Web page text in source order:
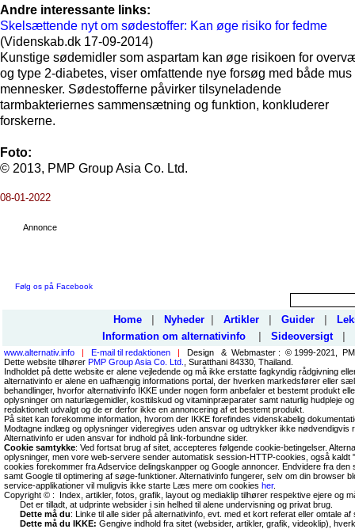
Andre interessante links:
Skelsættende nyt om sødestoffer: Kan øge risiko for fedme
(Videnskab.dk 17-09-2014)
Kunstige sødemidler som aspartam kan øge risikoen for
og type 2-diabetes, viser omfattende nye forsøg med både mus
mennesker. Sødestofferne påvirker tilsyneladende
tarmbakteriernes sammensætning og funktion, konkluderer
forskerne.
Foto:
© 2013, PMP Group Asia Co. Ltd.
08-01-2022
Annonce
Følg os på Facebook
Home Nyheder Artikler Guider
Information om alternativinfo
Sideoversigt
www.alternativ.info | E-mail til redaktionen | Design & Webmaster : © 1999-2021,
Dette website tilhører PMP Group Asia Co. Ltd.
, Suratthani 84330, Thailand.
Indholdet på dette website er alene vejledende og må ikke erstatte fagkyndig rådgivning
alternativinfo er alene en uafhængig informations portal, der hverken markedsfører eller
behandlinger, hvorfor alternativinfo IKKE under nogen form anbefaler et bestemt produkt
oplysninger om naturlægemidler, kosttilskud og vitaminpræparater samt naturlig hudpleje
redaktionelt udvalgt og de er derfor ikke en annoncering af et bestemt produkt.
På sitet kan forekomme information, hvorom der IKKE forefindes videnskabelig
Modtagne indlæg og oplysninger videregives uden ansvar og udtrykker ikke nødvendigvis
Alternativinfo er uden ansvar for indhold på link-forbundne sider.
Cookie samtykke: Ved fortsat brug af sitet, accepteres følgende cookie-betingelser.
oplysninger, men vore web-servere sender automatisk session-HTTP-cookies, også kaldt
cookies forekommer fra Adservice delingskanpper og Google annoncer. Endvidere fra den
samt Google til optimering af søge-funktioner. Alternativinfo fungerer, selv om din browser
service-applikationer vil muligvis ikke starte Læs mere om cookies her.
Copyright © : Index, artikler, fotos, grafik, layout og mediaklip tilhører respektive ejere og
Det er tilladt, at udprinte websider i sin helhed til alene undervisning og privat brug.
Dette må du: Linke til alle sider på alternativinfo, evt. med et kort referat eller omtale af
Dette må du IKKE: Gengive indhold fra sitet (websider, artikler, grafik, videoklip),